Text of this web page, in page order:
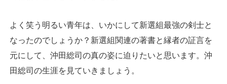
よく笑う明るい青年は、いかにして新選組最強の剣士と
なったのでしょうか？新選組関連の著書と縁者の証言を
元にして、沖田総司の真の姿に迫りたいと思います。沖
田総司の生涯を見ていきましょう。